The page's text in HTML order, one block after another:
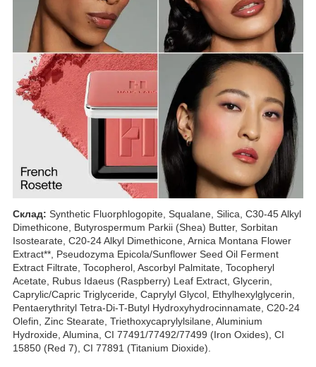
Склад: Synthetic Fluorphlogopite, Squalane, Silica, C30-45 Alkyl
Dimethicone, Butyrospermum Parkii (Shea) Butter, Sorbitan
Isostearate, C20-24 Alkyl Dimethicone, Arnica Montana Flower
Extract**, Pseudozyma Epicola/Sunflower Seed Oil Ferment
Extract Filtrate, Tocopherol, Ascorbyl Palmitate, Tocopheryl
Acetate, Rubus Idaeus (Raspberry) Leaf Extract, Glycerin,
Caprylic/Capric Triglyceride, Caprylyl Glycol, Ethylhexylglycerin,
Pentaerythrityl Tetra-Di-T-Butyl Hydroxyhydrocinnamate, C20-24
Olefin, Zinc Stearate, Triethoxycaprylylsilane, Aluminium
Hydroxide, Alumina, CI 77491/77492/77499 (Iron Oxides), CI
15850 (Red 7), CI 77891 (Titanium Dioxide).